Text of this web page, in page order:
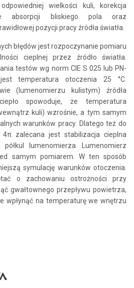
wielkości kuli, korekcja
absorpcji bliskiego pola oraz
pozycji pracy źródła światła.
błędów jest rozpoczynanie pomiaru
cieplnej przez źródło światła.
testów wg norm CIE S 025 lub PN-
temperatura otoczenia 25 °C.
(lumenomierzu kulistym) źródła
spowoduje, że temperatura
kuli) wzrośnie, a tym samym
warunków pracy. Dlatego też do
zalecana jest stabilizacja cieplna
lumenomierza. Lumenomierz
samym pomiarem. W ten sposób
symulację warunków otoczenia.
o zachowaniu ostrożności przy
gwałtownego przepływu powietrza,
wpłynąć na temperaturę we wnętrzu